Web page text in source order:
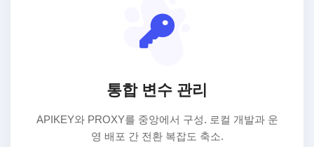
통합 변수 관리
APIKEY와 PROXY를 중앙에서 구성. 로컬 개발과 운
영 배포 간 전환 복잡도 축소.